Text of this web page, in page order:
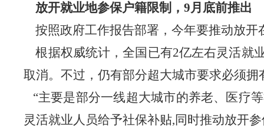
放开就业地参保户籍限制，9月底前推出
按照政府工作报告部署，今年要推动放开
根据权威统计，全国已有2亿左右灵活就
取消。不过，仍有部分超大城市要求必须
“主要是部分一线超大城市的养老、医疗
灵活就业人员给予社保补贴,同时推动放开